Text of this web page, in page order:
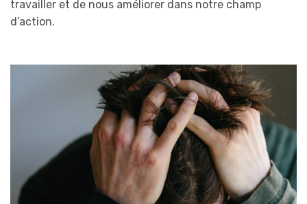
travailler et de nous améliorer dans notre champ
d’action.